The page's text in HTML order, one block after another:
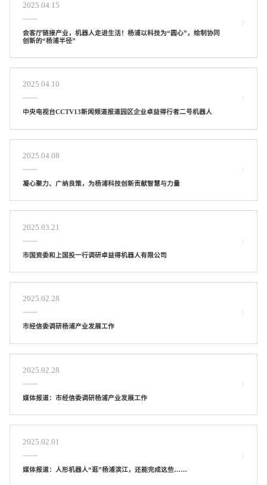
2025.04.15
会客厅链接产业，机器人走进生活！杨浦以科技为“圆心”，绘制协同
创新的“杨浦半径”
2025.04.10
中央电视台CCTV13新闻频道报道园区企业卓益得行者二号机器人
2025.04.08
凝心聚力、广纳良策，为杨浦科技创新贡献智慧与力量
2025.03.21
市国资委和上国投一行调研卓益得机器人有限公司
2025.02.28
市经信委调研杨浦产业发展工作
2025.02.28
媒体报道：市经信委调研杨浦产业发展工作
2025.02.01
媒体报道：人形机器人“逛”杨浦滨江，还能完成这些……